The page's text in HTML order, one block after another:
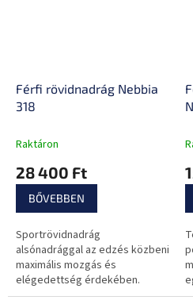
Férfi rövidnadrág Nebbia
318
Raktáron
28 400 Ft
BŐVEBBEN
Sportrövidnadrág
alsónadrággal az edzés közbeni
maximális mozgás és
elégedettség érdekében.